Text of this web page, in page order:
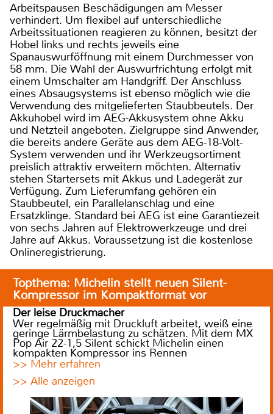
Arbeitspausen Beschädigungen am Messer
verhindert. Um flexibel auf unterschiedliche
Arbeitssituationen reagieren zu können, besitzt der
Hobel links und rechts jeweils eine
Spanauswurföffnung mit einem Durchmesser von
58 mm. Die Wahl der Auswurfrichtung erfolgt mit
einem Umschalter am Handgriff. Der Anschluss
eines Absaugsystems ist ebenso möglich wie die
Verwendung des mitgelieferten Staubbeutels. Der
Akkuhobel wird im AEG-Akkusystem ohne Akku
und Netzteil angeboten. Zielgruppe sind Anwender,
die bereits andere Geräte aus dem AEG-18-Volt-
System verwenden und ihr Werkzeugsortiment
preislich attraktiv erweitern möchten. Alternativ
stehen Startersets mit Akkus und Ladegerät zur
Verfügung. Zum Lieferumfang gehören ein
Staubbeutel, ein Parallelanschlag und eine
Ersatzklinge. Standard bei AEG ist eine Garantiezeit
von sechs Jahren auf Elektrowerkzeuge und drei
Jahre auf Akkus. Voraussetzung ist die kostenlose
Onlineregistrierung.
Topthema: Michelin stellt neuen Silent-
Kompressor im Kompaktformat vor
Der leise Druckmacher
Wer regelmäßig mit Druckluft arbeitet, weiß eine
geringe Lärmbelastung zu schätzen. Mit dem MX
Pop Air 22-1,5 Silent schickt Michelin einen
kompakten Kompressor ins Rennen
>> Mehr erfahren
>> Alle anzeigen